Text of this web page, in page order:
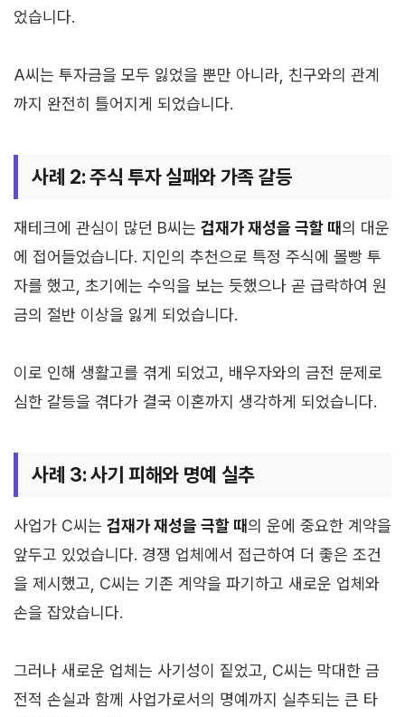
었습니다.
A씨는 투자금을 모두 잃었을 뿐만 아니라, 친구와의 관계
까지 완전히 틀어지게 되었습니다.
사례 2: 주식 투자 실패와 가족 갈등
재테크에 관심이 많던 B씨는 겁재가 재성을 극할 때의 대운
에 접어들었습니다. 지인의 추천으로 특정 주식에 몰빵 투
자를 했고, 초기에는 수익을 보는 듯했으나 곧 급락하여 원
금의 절반 이상을 잃게 되었습니다.
이로 인해 생활고를 겪게 되었고, 배우자와의 금전 문제로
심한 갈등을 겪다가 결국 이혼까지 생각하게 되었습니다.
사례 3: 사기 피해와 명예 실추
사업가 C씨는 겁재가 재성을 극할 때의 운에 중요한 계약을
앞두고 있었습니다. 경쟁 업체에서 접근하여 더 좋은 조건
을 제시했고, C씨는 기존 계약을 파기하고 새로운 업체와
손을 잡았습니다.
그러나 새로운 업체는 사기성이 짙었고, C씨는 막대한 금
전적 손실과 함께 사업가로서의 명예까지 실추되는 큰 타